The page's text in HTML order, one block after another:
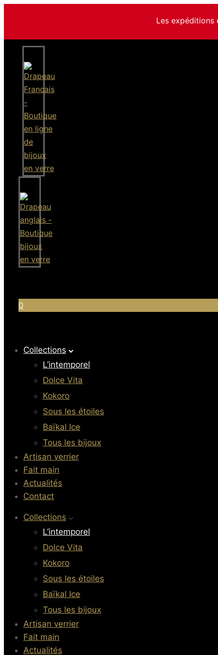
Les expéditions
0
Collections
L’intemporel
Dolce Vita
Kokoro
Sous les étoiles
Baïkal Ice
Tous les bijoux
Artisan verrier
Fait main
Actualités
Contact
Collections
L’intemporel
Dolce Vita
Kokoro
Sous les étoiles
Baïkal Ice
Tous les bijoux
Artisan verrier
Fait main
Actualités